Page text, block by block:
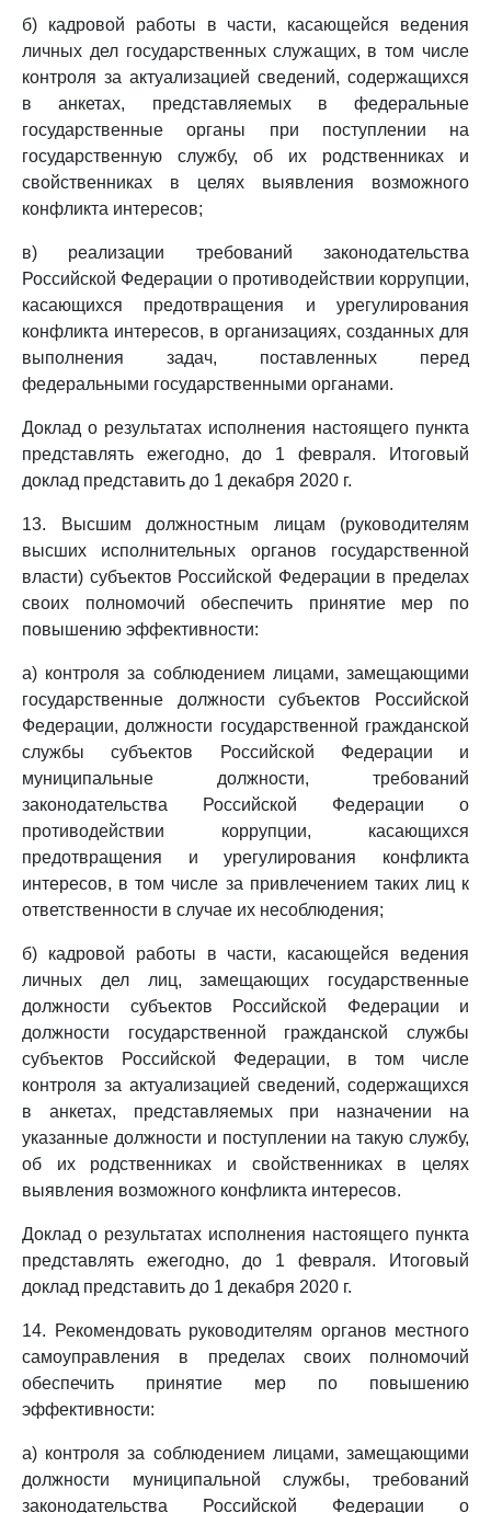
б) кадровой работы в части, касающейся ведения
личных дел государственных служащих, в том числе
контроля за актуализацией сведений, содержащихся
в анкетах, представляемых в федеральные
государственные органы при поступлении на
государственную службу, об их родственниках и
свойственниках в целях выявления возможного
конфликта интересов;
в) реализации требований законодательства
Российской Федерации о противодействии коррупции,
касающихся предотвращения и урегулирования
конфликта интересов, в организациях, созданных для
выполнения задач, поставленных перед
федеральными государственными органами.
Доклад о результатах исполнения настоящего пункта
представлять ежегодно, до 1 февраля. Итоговый
доклад представить до 1 декабря 2020 г.
13. Высшим должностным лицам (руководителям
высших исполнительных органов государственной
власти) субъектов Российской Федерации в пределах
своих полномочий обеспечить принятие мер по
повышению эффективности:
а) контроля за соблюдением лицами, замещающими
государственные должности субъектов Российской
Федерации, должности государственной гражданской
службы субъектов Российской Федерации и
муниципальные должности, требований
законодательства Российской Федерации о
противодействии коррупции, касающихся
предотвращения и урегулирования конфликта
интересов, в том числе за привлечением таких лиц к
ответственности в случае их несоблюдения;
б) кадровой работы в части, касающейся ведения
личных дел лиц, замещающих государственные
должности субъектов Российской Федерации и
должности государственной гражданской службы
субъектов Российской Федерации, в том числе
контроля за актуализацией сведений, содержащихся
в анкетах, представляемых при назначении на
указанные должности и поступлении на такую службу,
об их родственниках и свойственниках в целях
выявления возможного конфликта интересов.
Доклад о результатах исполнения настоящего пункта
представлять ежегодно, до 1 февраля. Итоговый
доклад представить до 1 декабря 2020 г.
14. Рекомендовать руководителям органов местного
самоуправления в пределах своих полномочий
обеспечить принятие мер по повышению
эффективности:
а) контроля за соблюдением лицами, замещающими
должности муниципальной службы, требований
законодательства Российской Федерации о